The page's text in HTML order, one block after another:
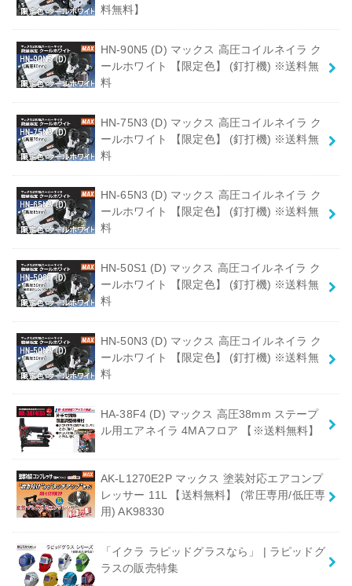
料無料】
HN-90N5 (D) マックス 高圧コイルネイラ ク
ールホワイト 【限定色】 (釘打機) ※送料無
料
HN-75N3 (D) マックス 高圧コイルネイラ ク
ールホワイト 【限定色】 (釘打機) ※送料無
料
HN-65N3 (D) マックス 高圧コイルネイラ ク
ールホワイト 【限定色】 (釘打機) ※送料無
料
HN-50S1 (D) マックス 高圧コイルネイラ ク
ールホワイト 【限定色】 (釘打機) ※送料無
料
HN-50N3 (D) マックス 高圧コイルネイラ ク
ールホワイト 【限定色】 (釘打機) ※送料無
料
HA-38F4 (D) マックス 高圧38mm ステープ
ル用エアネイラ 4MAフロア 【※送料無料】
AK-L1270E2P マックス 塗装対応エアコンプ
レッサー 11L 【送料無料】 (常圧専用/低圧専
用) AK98330
「イクラ ラピッドグラスなら」 | ラピッドグ
ラスの販売特集